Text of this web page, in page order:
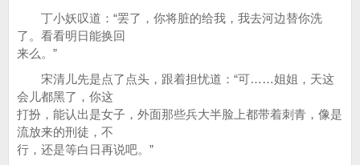
丁小妖叹道：“罢了，你将脏的给我，我去河边替你洗
了。看看明日能换回
来么。”
宋清儿先是点了点头，跟着担忧道：“可……姐姐，天这
会儿都黑了，你这
打扮，能认出是女子，外面那些兵大半脸上都带着刺青，像是
流放来的刑徒，不
行，还是等白日再说吧。”